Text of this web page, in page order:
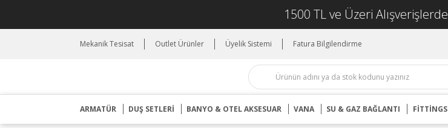
1500 TL ve Üzeri Alışverişlerde
Mekanik Tesisat Outlet Ürünler Üyelik Sistemi Fatura Bilgilendirme
ARMATÜR DUŞ SETLERİ BANYO & OTEL AKSESUAR VANA SU & GAZ BAĞLANTI FİTTİNGS